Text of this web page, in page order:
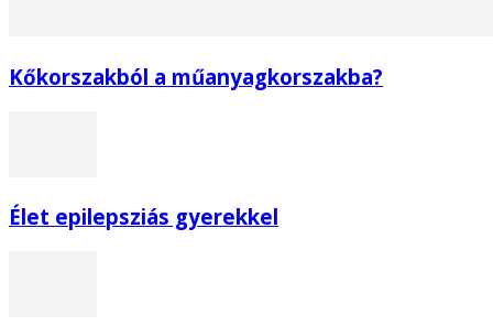
Kőkorszakból a műanyagkorszakba?
Élet epilepsziás gyerekkel